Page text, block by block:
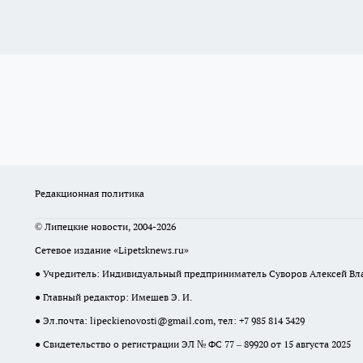
Редакционная политика
© Липецкие новости, 2004-2026
Сетевое издание «Lipetsknews.ru»
● Учредитель: Индивидуальный предприниматель Суворов Алексей
● Главный редактор: Имешев Э. И.
● Эл.почта: lipeckienovosti@gmail.com, тел: +7 985 814 3429
● Свидетельство о регистрации ЭЛ № ФС 77 – 89920 от 15 августа 2025